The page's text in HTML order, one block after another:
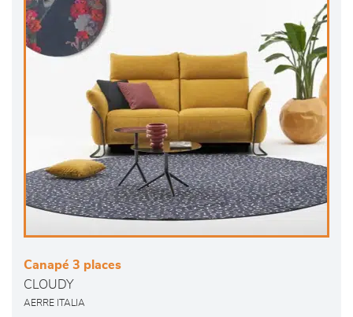
Canapé 3 places
CLOUDY
AERRE ITALIA